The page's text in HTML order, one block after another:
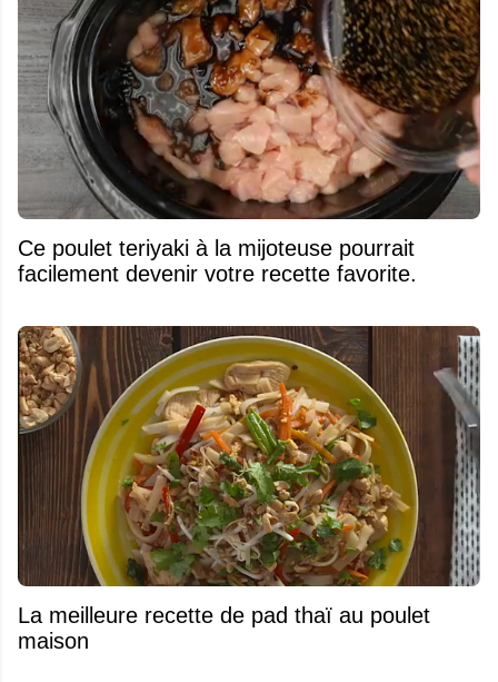
Ce poulet teriyaki à la mijoteuse pourrait
facilement devenir votre recette favorite.
La meilleure recette de pad thaï au poulet
maison